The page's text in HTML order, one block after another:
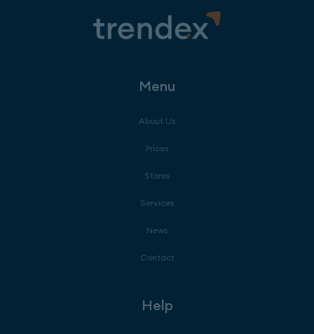
Menu
About Us
Prices
Stores
Services
News
Contact
Help